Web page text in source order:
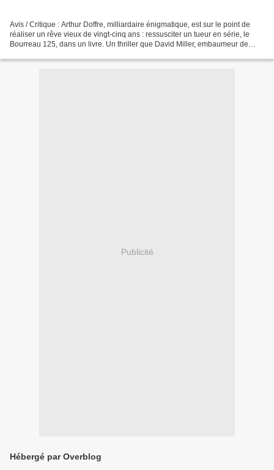
Avis / Critique : Arthur Doffre, milliardaire énigmatique, est sur le point de
réaliser un rêve vieux de vingt-cinq ans : ressusciter un tueur en série, le
Bourreau 125, dans un livre. Un thriller que David Miller, embaumeur de
Publicité
Hébergé par Overblog